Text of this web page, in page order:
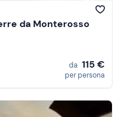
da Monterosso
da 115 €
per persona